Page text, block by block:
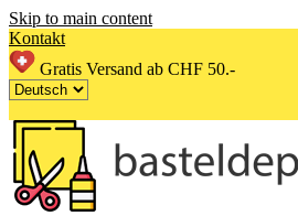
Skip to main content
Kontakt
Gratis Versand ab CHF 50.-